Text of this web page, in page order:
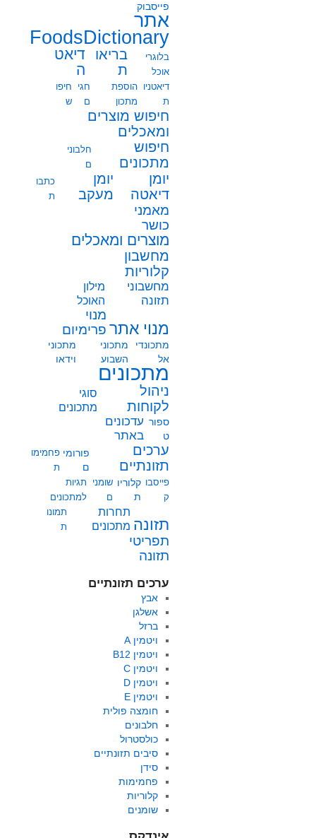
פייסבוק
אתר
FoodsDictionary
בלוגרי
אוכל
בריאו
ת
דיאט
ה
דיאטניו
ת
הוספת
מתכון
חגי
ם
חיפו
ש
חיפוש מוצרים
ומאכלים
חיפוש
מתכונים
חלבוני
ם
יומן
דיאטה
יומן
מעקב
כתבו
ת
מאמני
כושר
מוצרים ומאכלים
מחשבון
קלוריות
מחשבוני
תזונה
מילון
האוכל
מנוי אתר
מנוי
פרימיום
מתכונדי
אל
מתכוני
השבוע
מתכוני
וידאו
מתכונים
ניהול
לקוחות
סוגי
מתכונים
ספור
ט
עדכונים
באתר
ערכים
תזונתיים
פורומי
ם
פחמימו
ת
פייסבו
ק
קלוריו
ת
שומני
ם
תגיות
למתכונים
תזונה
תחרות
מתכונים
תמונו
ת
תפריטי
תזונה
ערכים תזונתיים
אבץ
אשלגן
ברזל
ויטמין A
ויטמין B12
ויטמין C
ויטמין D
ויטמין E
חומצה פולית
חלבונים
כולסטרול
סיבים תזונתיים
סידן
פחמימות
קלוריות
שומנים